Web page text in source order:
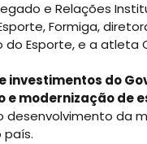
e Relações
Formiga,
do Esporte, e a atleta
investimentos do
e modernização de
desenvolvimento da